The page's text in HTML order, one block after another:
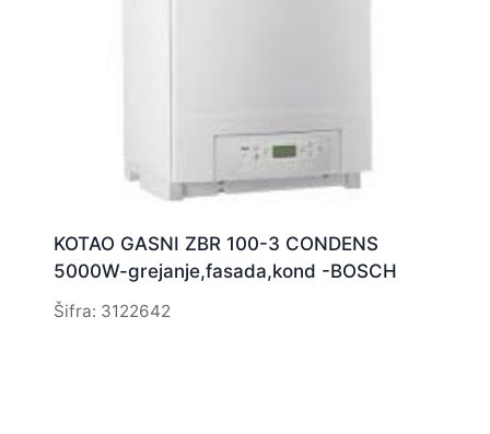
KOTAO GASNI ZBR 100-3 CONDENS
5000W-grejanje,fasada,kond -BOSCH
Šifra: 3122642